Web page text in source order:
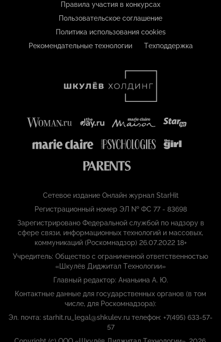
Правила участия в конкурсах
Пользовательское соглашение
Политика использования cookies
Рекомендательные технологии
Техподдержка
Сетевое издание Онлайн журнал StarHit
Регистрационный номер ЭЛ № ФС 77 - 83698
Зарегистрировано Федеральной службой по надзору в
сфере связи, информационных технологий и массовых,
коммуникаций (Роскомнадзор) 26.07.2022 18+
Учредитель: Общество с ограниченной ответственностью
«Шкулёв Диджитал Технологии»
Главный редактор: Ананьина А. Ю.
Контактные данные для государственных органов (в том
числе, для Роскомнадзора):
Эл. почта: starhit.ru_legal@shkulev.ru телефон: +7(495) 633-57-
57